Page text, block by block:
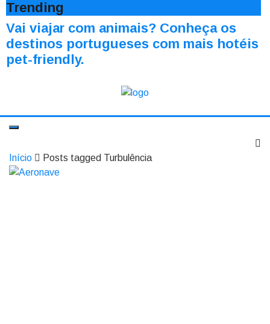
Trending
Vai viajar com animais? Conheça os
destinos portugueses com mais hotéis
pet-friendly.
Início Posts tagged Turbulência